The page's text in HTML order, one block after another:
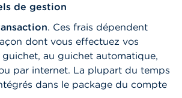
de gestion
. Ces frais dépendent
dont vous effectuez vos
au guichet automatique,
par internet. La plupart du temps
dans le package du compte